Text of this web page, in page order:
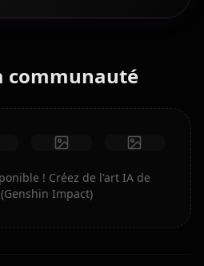
communauté
! Créez de l'art IA de
Impact)